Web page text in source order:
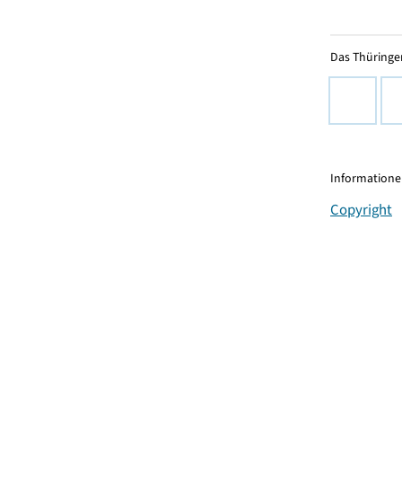
Das
Copyright